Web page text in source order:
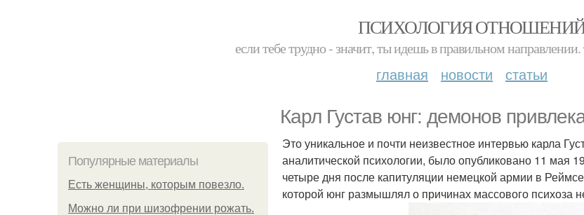
ПСИХОЛОГИЯ
если тебе трудно - значит, ты идешь в правильном
главная новости статьи
Карл Густав юнг: демонов
Популярные материалы
Есть женщины, которым повезло.
Можно ли при шизофрении рожать.
Это уникальное и почти неизвестное интервью карла
аналитической психологии, было опубликовано 11 мая
четыре дня после капитуляции немецкой армии в
которой юнг размышлял о причинах массового психоза